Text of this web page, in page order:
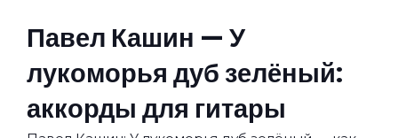
Павел Кашин — У
лукоморья дуб зелёный:
аккорды для гитары